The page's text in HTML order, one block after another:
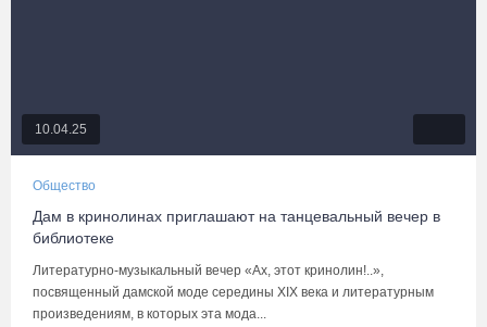
10.04.25
Общество
Дам в кринолинах приглашают на танцевальный вечер в
библиотеке
Литературно-музыкальный вечер «Ах, этот кринолин!..»,
посвященный дамской моде середины XIX века и литературным
произведениям, в которых эта мода...